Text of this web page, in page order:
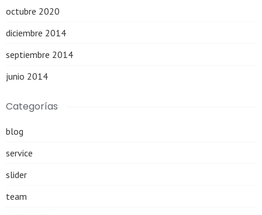
octubre 2020
diciembre 2014
septiembre 2014
junio 2014
Categorías
blog
service
slider
team